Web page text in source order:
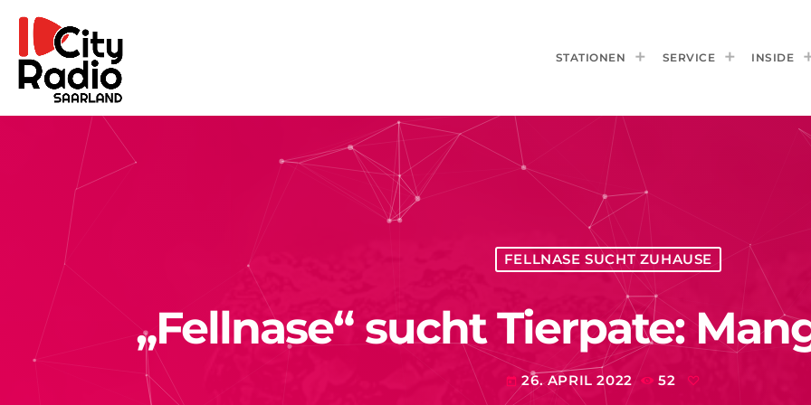
STATIONEN SERVICE INSIDE
FELLNASE SUCHT ZUHAUSE
„Fellnase“ sucht Tierpate:
today 26. APRIL 2022 52